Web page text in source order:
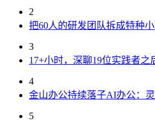
2
把60人的研发团队拆成特种
3
17+小时，深聊19位实践者
4
金山办公持续落子AI办公：
5